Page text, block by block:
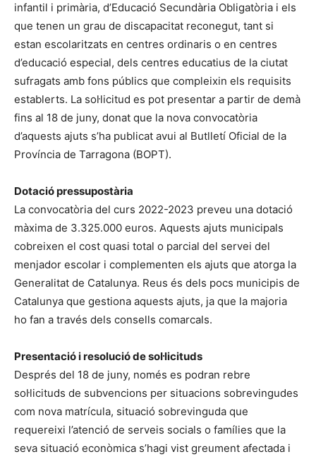
infantil i primària, d’Educació Secundària Obligatòria i els
que tenen un grau de discapacitat reconegut, tant si
estan escolaritzats en centres ordinaris o en centres
d’educació especial, dels centres educatius de la ciutat
sufragats amb fons públics que compleixin els requisits
establerts. La sol·licitud es pot presentar a partir de demà
fins al 18 de juny, donat que la nova convocatòria
d’aquests ajuts s’ha publicat avui al Butlletí Oficial de la
Província de Tarragona (BOPT).
Dotació pressupostària
La convocatòria del curs 2022-2023 preveu una dotació
màxima de 3.325.000 euros. Aquests ajuts municipals
cobreixen el cost quasi total o parcial del servei del
menjador escolar i complementen els ajuts que atorga la
Generalitat de Catalunya. Reus és dels pocs municipis de
Catalunya que gestiona aquests ajuts, ja que la majoria
ho fan a través dels consells comarcals.
Presentació i resolució de sol·licituds
Després del 18 de juny, només es podran rebre
sol·licituds de subvencions per situacions sobrevingudes
com nova matrícula, situació sobrevinguda que
requereixi l’atenció de serveis socials o famílies que la
seva situació econòmica s’hagi vist greument afectada i